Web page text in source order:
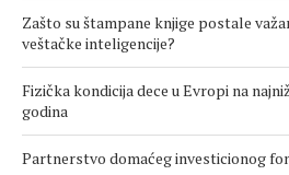
Zašto su štampane knjige postale
veštačke inteligencije?
Fizička kondicija dece u Evropi na
godina
Partnerstvo domaćeg investicionog